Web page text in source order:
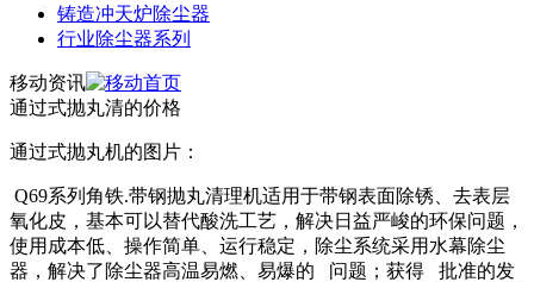
铸造冲天炉除尘器
行业除尘器系列
移动资讯
通过式抛丸清的价格
通过式抛丸机的图片：
Q69系列角铁.带钢抛丸清理机适用于带钢表面除锈、去表层
氧化皮，基本可以替代酸洗工艺，解决日益严峻的环保问题，
使用成本低、操作简单、运行稳定，除尘系统采用水幕除尘
器，解决了除尘器高温易燃、易爆的 问题；获得 批准的发